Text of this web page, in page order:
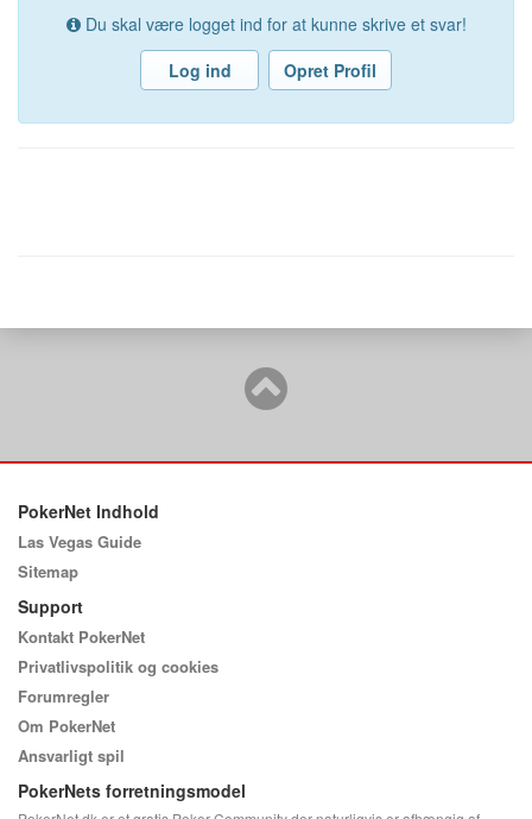
Du skal være logget ind for at kunne skrive et svar!
Log ind
Opret Profil
PokerNet Indhold
Las Vegas Guide
Sitemap
Support
Kontakt PokerNet
Privatlivspolitik og cookies
Forumregler
Om PokerNet
Ansvarligt spil
PokerNets forretningsmodel